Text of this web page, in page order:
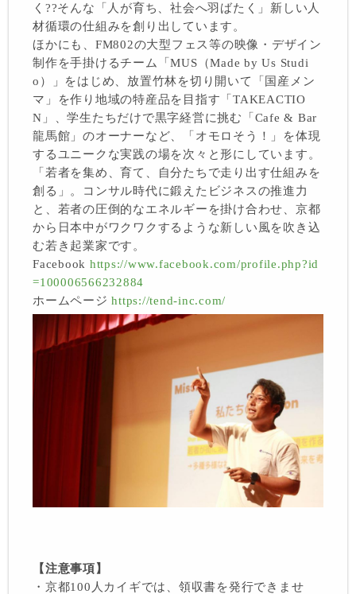
く??そんな「人が育ち、社会へ羽ばたく」新しい人
材循環の仕組みを創り出しています。
ほかにも、FM802の大型フェス等の映像・デザイン
制作を手掛けるチーム「MUS（Made by Us Studi
o）」をはじめ、放置竹林を切り開いて「国産メン
マ」を作り地域の特産品を目指す「TAKEACTIO
N」、学生たちだけで黒字経営に挑む「Cafe & Bar
龍馬館」のオーナーなど、「オモロそう！」を体現
するユニークな実践の場を次々と形にしています。
「若者を集め、育て、自分たちで走り出す仕組みを
創る」。コンサル時代に鍛えたビジネスの推進力
と、若者の圧倒的なエネルギーを掛け合わせ、京都
から日本中がワクワクするような新しい風を吹き込
む若き起業家です。
Facebook https://www.facebook.com/profile.php?id
=100006566232884
ホームページhttps://tend-inc.com/
【注意事項】
・京都100人カイギでは、領収書を発行できませ